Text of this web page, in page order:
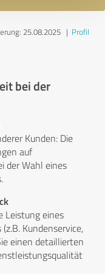
25.08.2025| Profil
bei der
Kunden: Die
auf
der Wahl eines
Leistung eines
Kundenservice,
einen detaillierten